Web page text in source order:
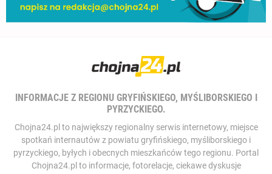
INFORMACJE Z REGIONU GRYFIŃSKIEGO, MYŚLIBORSKIEGO I
PYRZYCKIEGO.
Chojna24.pl to największy regionalny serwis internetowy, miejsce
spotkań internautów z powiatu gryfińskiego, myśliborskiego i
pyrzyckiego, byłych i obecnych mieszkańców tego regionu. Portal
Chojna24.pl to informacje, fotorelacje, ciekawe dyskusje